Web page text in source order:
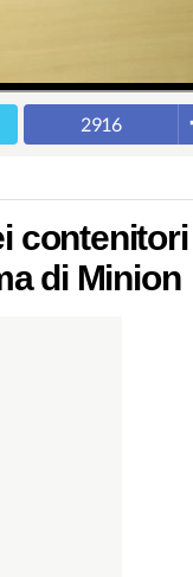
2916
contenitori
di Minion